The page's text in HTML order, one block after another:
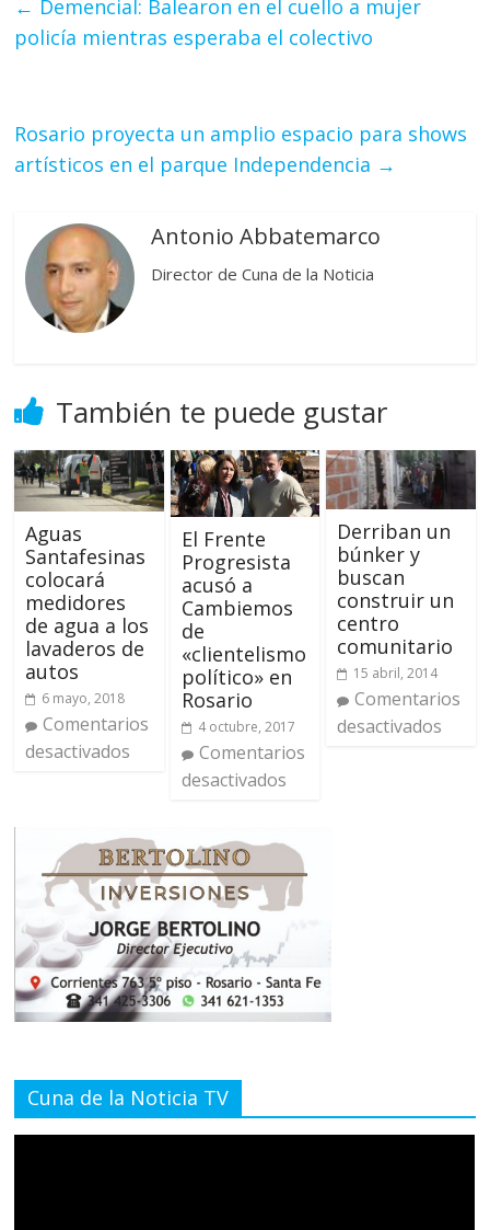
← Demencial: Balearon en el cuello a mujer
policía mientras esperaba el colectivo
Rosario proyecta un amplio espacio para shows
artísticos en el parque Independencia →
Antonio Abbatemarco
Director de Cuna de la Noticia
También te puede gustar
Aguas
Santafesinas
colocará
medidores
de agua a los
lavaderos de
autos
6 mayo, 2018
Comentarios
desactivados
El Frente
Progresista
acusó a
Cambiemos
de
«clientelismo
político» en
Rosario
4 octubre, 2017
Comentarios
desactivados
Derriban un
búnker y
buscan
construir un
centro
comunitario
15 abril, 2014
Comentarios
desactivados
Cuna de la Noticia TV